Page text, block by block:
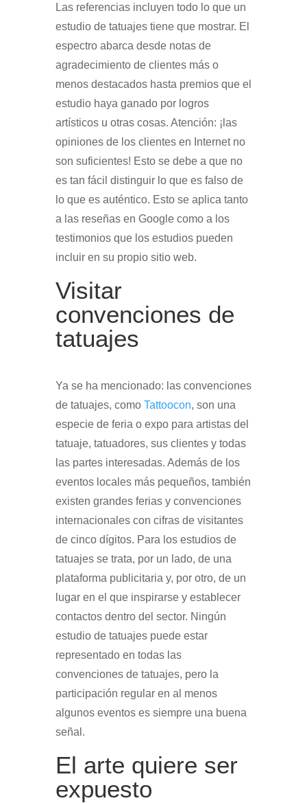
Las referencias incluyen todo lo que un
estudio de tatuajes tiene que mostrar. El
espectro abarca desde notas de
agradecimiento de clientes más o
menos destacados hasta premios que el
estudio haya ganado por logros
artísticos u otras cosas. Atención: ¡las
opiniones de los clientes en Internet no
son suficientes! Esto se debe a que no
es tan fácil distinguir lo que es falso de
lo que es auténtico. Esto se aplica tanto
a las reseñas en Google como a los
testimonios que los estudios pueden
incluir en su propio sitio web.
Visitar
convenciones de
tatuajes
Ya se ha mencionado: las convenciones
de tatuajes, como Tattoocon, son una
especie de feria o expo para artistas del
tatuaje, tatuadores, sus clientes y todas
las partes interesadas. Además de los
eventos locales más pequeños, también
existen grandes ferias y convenciones
internacionales con cifras de visitantes
de cinco dígitos. Para los estudios de
tatuajes se trata, por un lado, de una
plataforma publicitaria y, por otro, de un
lugar en el que inspirarse y establecer
contactos dentro del sector. Ningún
estudio de tatuajes puede estar
representado en todas las
convenciones de tatuajes, pero la
participación regular en al menos
algunos eventos es siempre una buena
señal.
El arte quiere ser
expuesto